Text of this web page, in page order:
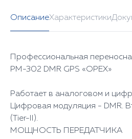
ОписаниеХарактеристики
Профессиональная
РМ-302 DMR GPS «ОРЕХ»
Работает в аналоговом и
Цифровая модуляция - DMR.
(Tier-II).
МОЩНОСТЬ ПЕРЕДАТЧИКА